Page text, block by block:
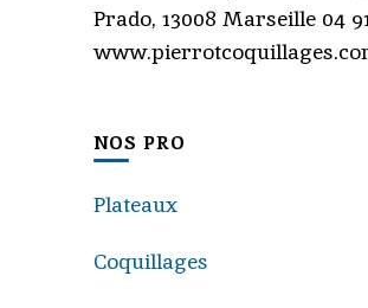
Prado, 13008 Marseille 04
NOS PRO
Plateaux
Coquillages